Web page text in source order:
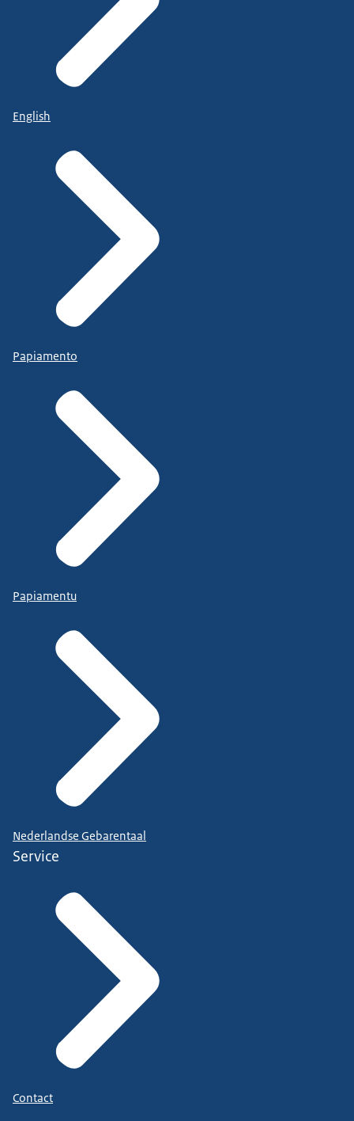
English
Papiamento
Papiamentu
Nederlandse Gebarentaal
Service
Contact